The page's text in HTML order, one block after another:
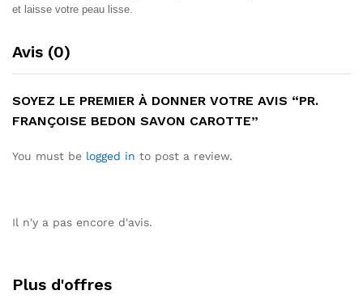
et laisse votre peau lisse.
Avis (0)
SOYEZ LE PREMIER À DONNER VOTRE AVIS “PR.
FRANÇOISE BEDON SAVON CAROTTE”
You must be logged in to post a review.
Il n'y a pas encore d'avis.
Plus d'offres